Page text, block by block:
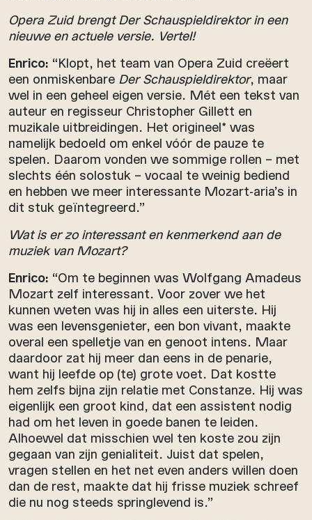
Opera Zuid brengt Der Schauspieldirektor in een
nieuwe en actuele versie. Vertel!
Enrico: “Klopt, het team van Opera Zuid creëert
een onmiskenbare Der Schauspieldirektor, maar
wel in een geheel eigen versie. Mét een tekst van
auteur en regisseur Christopher Gillett en
muzikale uitbreidingen. Het origineel* was
namelijk bedoeld om enkel vóór de pauze te
spelen. Daarom vonden we sommige rollen – met
slechts één solostuk – vocaal te weinig bediend
en hebben we meer interessante Mozart-aria’s in
dit stuk geïntegreerd.”
Wat is er zo interessant en kenmerkend aan de
muziek van Mozart?
Enrico: “Om te beginnen was Wolfgang Amadeus
Mozart zelf interessant. Voor zover we het
kunnen weten was hij in alles een uiterste. Hij
was een levensgenieter, een bon vivant, maakte
overal een spelletje van en genoot intens. Maar
daardoor zat hij meer dan eens in de penarie,
want hij leefde op (te) grote voet. Dat kostte
hem zelfs bijna zijn relatie met Constanze. Hij was
eigenlijk een groot kind, dat een assistent nodig
had om het leven in goede banen te leiden.
Alhoewel dat misschien wel ten koste zou zijn
gegaan van zijn genialiteit. Juist dat spelen,
vragen stellen en het net even anders willen doen
dan de rest, maakte dat hij frisse muziek schreef
die nu nog steeds springlevend is.”